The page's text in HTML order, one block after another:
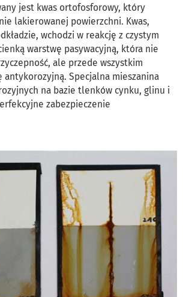
jest kwas ortofosforowy, który
lakierowanej powierzchni. Kwas,
wchodzi w reakcję z czystym
warstwę pasywacyjną, która nie
ale przede wszystkim
antykorozyjną. Specjalna mieszanina
na bazie tlenków cynku, glinu i
zabezpieczenie